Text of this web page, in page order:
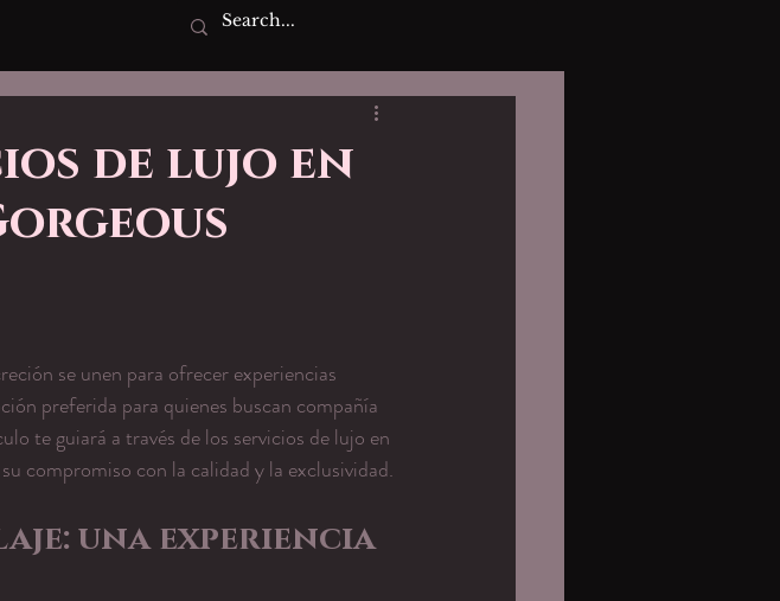
de lujo en
se unen para ofrecer experiencias
preferida para quienes buscan compañía
te guiará a través de los servicios de lujo en
compromiso con la calidad y la exclusividad.
una experiencia